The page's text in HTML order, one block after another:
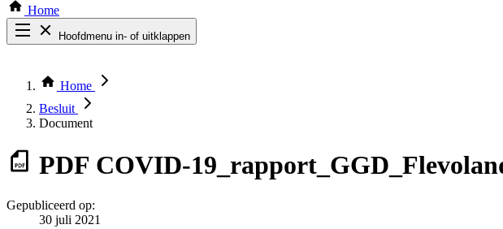
Home
Hoofdmenu in- of uitklappen
Thema COVID-19
Bekijk per bestuursorgaan
Home
Besluit
Document
PDF COVID-
Gepubliceerd op:
30 juli 2021